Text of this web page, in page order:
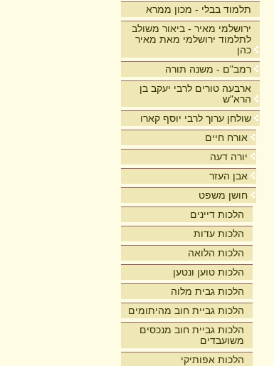
תלמוד בבלי - מכון ממרא
ירושלמי מאיר - ביאור משולב
לתלמוד ירושלמי מאת מאיר
כהן
רמב"ם - משנה תורה
ארבעה טורים לרבי יעקב בן
הרא"ש
שולחן ערוך לרבי יוסף קארו
אורח חיים
יורה דעה
אבן העזר
חושן משפט
הלכות דיינים
הלכות עדות
הלכות הלואה
הלכות טוען ונטען
הלכות גבית מלוה
הלכות גביית חוב מהיתומים
הלכות גביית חוב מנכסים
משועבדים
הלכות אפותיקי